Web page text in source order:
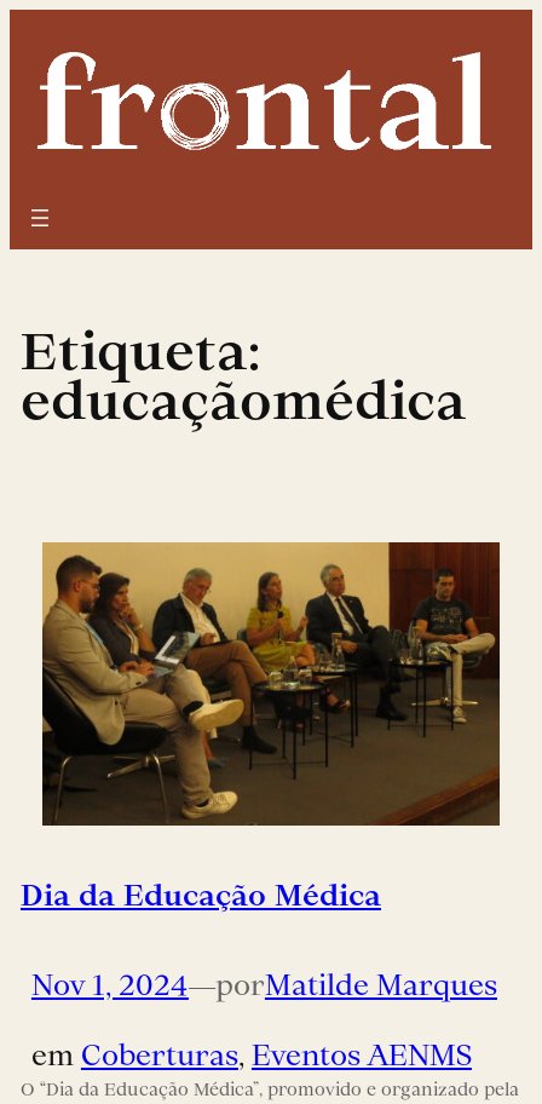
para
Etiqueta:
educaçãomédica
Dia da Educação Médica
Nov 1, 2024—porMatilde Marques
em Coberturas, Eventos AENMS
O “Dia da Educação Médica”, promovido e organizado pela